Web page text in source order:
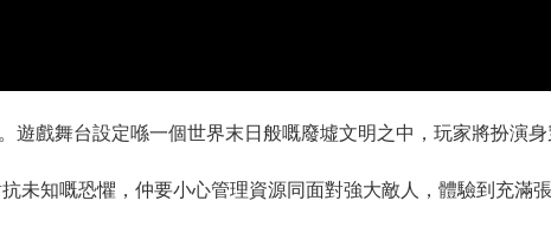
遊戲舞台設定喺一個世界末日般嘅廢墟文明之中，玩家將扮演
知嘅恐懼，仲要小心管理資源同面對強大敵人，體驗到充滿張